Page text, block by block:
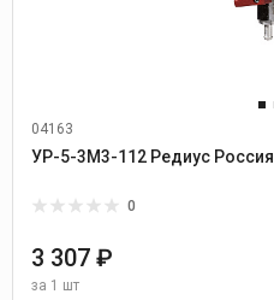
04163
УР-5-3М3-112 Редиус Россия
0
3 307 ₽
за 1 шт